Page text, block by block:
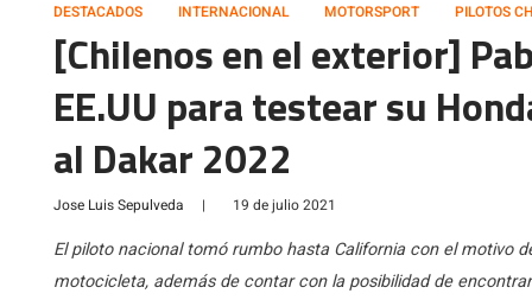
DESTACADOS INTERNACIONAL MOTORSPORT PILOTOS
[Chilenos en el exterior]
EE.UU para testear su
al Dakar 2022
Jose Luis Sepulveda | 19 de julio 2021
El piloto nacional tomó rumbo hasta California con el motivo
motocicleta, además de contar con la posibilidad de